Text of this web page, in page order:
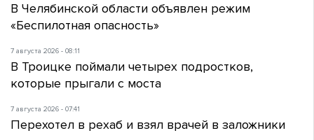
В Челябинской области объявлен режим
«Беспилотная опасность»
7 августа 2026 - 08:11
В Троицке поймали четырех подростков,
которые прыгали с моста
7 августа 2026 - 07:41
Перехотел в рехаб и взял врачей в заложники